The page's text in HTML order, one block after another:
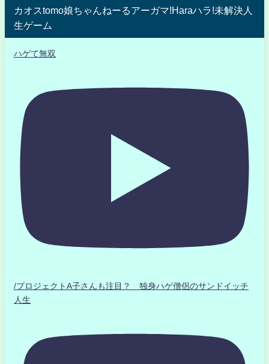
カオスtomo娘ちゃんねーるアーガマ!Haraハラ!未解決人
生ゲーム
ハゲて無双
/プロジェクトA子さんも注目？ 独身ハゲ僧侶のサンドイッチ
人生